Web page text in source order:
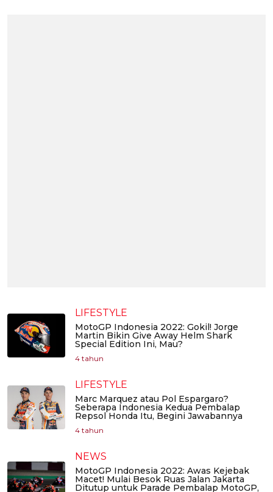
LIFESTYLE
MotoGP Indonesia 2022: Gokil! Jorge
Martin Bikin Give Away Helm Shark
Special Edition Ini, Mau?
4 tahun
LIFESTYLE
Marc Marquez atau Pol Espargaro?
Seberapa Indonesia Kedua Pembalap
Repsol Honda Itu, Begini Jawabannya
4 tahun
NEWS
MotoGP Indonesia 2022: Awas Kejebak
Macet! Mulai Besok Ruas Jalan Jakarta
Ditutup untuk Parade Pembalap MotoGP,